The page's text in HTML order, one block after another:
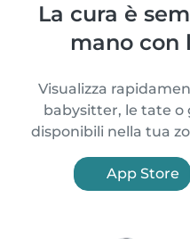
La cura è
mano con
Visualizza
babysitter, le tate o
disponibili nella tua
App Store